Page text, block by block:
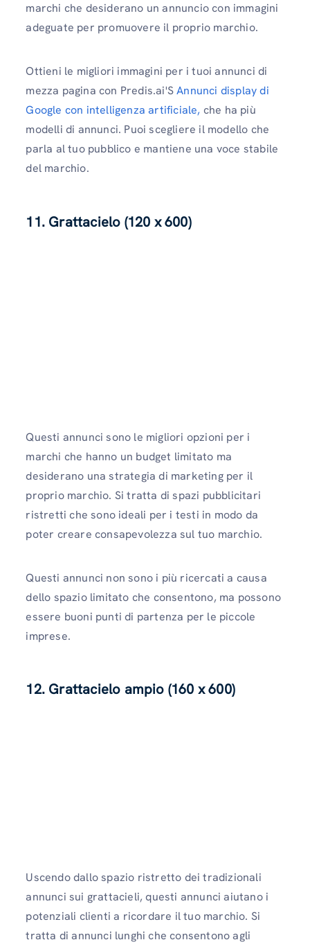
marchi che desiderano un annuncio con immagini
adeguate per promuovere il proprio marchio.
Ottieni le migliori immagini per i tuoi annunci di
mezza pagina con Predis.ai'SAnnunci display di
Google con intelligenza artificiale, che ha più
modelli di annunci. Puoi scegliere il modello che
parla al tuo pubblico e mantiene una voce stabile
del marchio.
11. Grattacielo (120 x 600)
Questi annunci sono le migliori opzioni per i
marchi che hanno un budget limitato ma
desiderano una strategia di marketing per il
proprio marchio. Si tratta di spazi pubblicitari
ristretti che sono ideali per i testi in modo da
poter creare consapevolezza sul tuo marchio.
Questi annunci non sono i più ricercati a causa
dello spazio limitato che consentono, ma possono
essere buoni punti di partenza per le piccole
imprese.
12. Grattacielo ampio (160 x 600)
Uscendo dallo spazio ristretto dei tradizionali
annunci sui grattacieli, questi annunci aiutano i
potenziali clienti a ricordare il tuo marchio. Si
tratta di annunci lunghi che consentono agli